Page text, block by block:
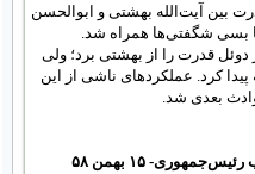
بین آیت‌الله بهشتی و ابوالحسن
بسی شگفتی‌ها همراه شد.
قدرت را از بهشتی برد؛ ولی
پیدا کرد. عملکرد‌های ناشی از این
بعدی شد.
۱۵ بهمن ۵۸